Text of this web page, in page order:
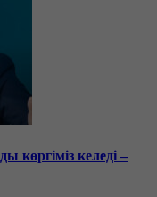
көргіміз келеді –